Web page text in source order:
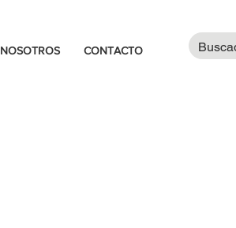
NOSOTROS CONTACTO